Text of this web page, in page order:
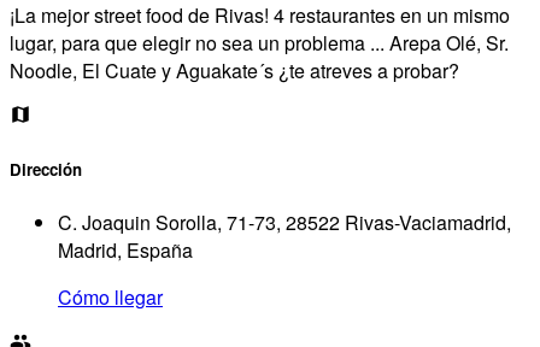
¡La mejor street food de Rivas! 4 restaurantes en un mismo
lugar, para que elegir no sea un problema ... Arepa Olé, Sr.
Noodle, El Cuate y Aguakate´s ¿te atreves a probar?
Dirección
C. Joaquin Sorolla, 71-73, 28522 Rivas-Vaciamadrid,
Madrid, España
Cómo llegar